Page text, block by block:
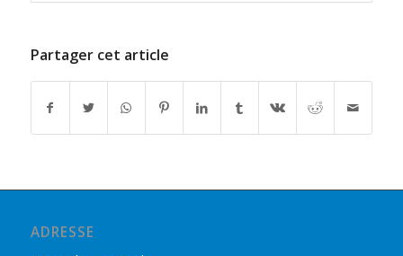
Partager cet article
ADRESSE